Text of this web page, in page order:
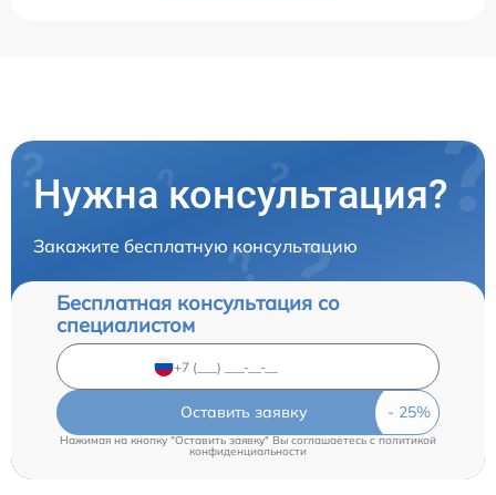
Нужна консультация?
Закажите бесплатную консультацию
Бесплатная консультация со
специалистом
Оставить заявку
Нажимая на кнопку "Оставить заявку" Вы соглашаетесь c политикой
конфиденциальности